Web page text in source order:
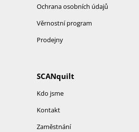
Ochrana osobních údajů
Věrnostní program
Prodejny
SCANquilt
Kdo jsme
Kontakt
Zaměstnání